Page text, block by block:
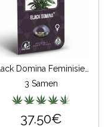
3 Samen
37.50€